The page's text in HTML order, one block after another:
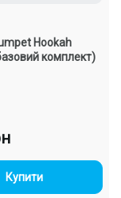
Hookah
комплект)
- +
Купити